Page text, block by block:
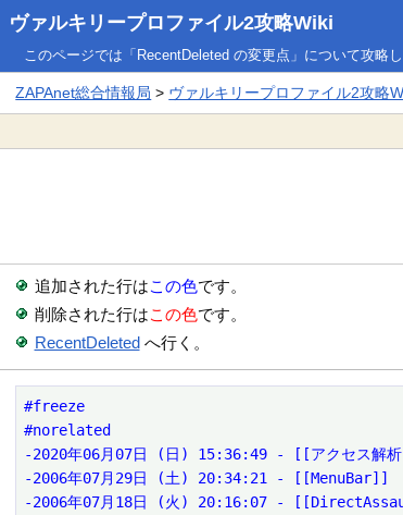
ヴァルキリープロファイル2攻略Wiki
このページでは「RecentDeleted の変更点」について攻略し
ZAPAnet総合情報局 > ヴァルキリープロファイル2攻略
追加された行はこの色です。
削除された行はこの色です。
RecentDeletedへ行く。
#freeze
#norelated
-2020年06月07日 (日) 15:36:49 - [[アクセス解
-2006年07月29日 (土) 20:34:21 - [[MenuBar]]
-2006年07月18日 (火) 20:16:07 -